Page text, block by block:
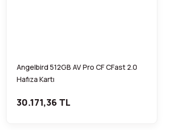
Angelbird 512GB AV Pro CF CFast 2.0
Hafıza Kartı
30.171,36 TL